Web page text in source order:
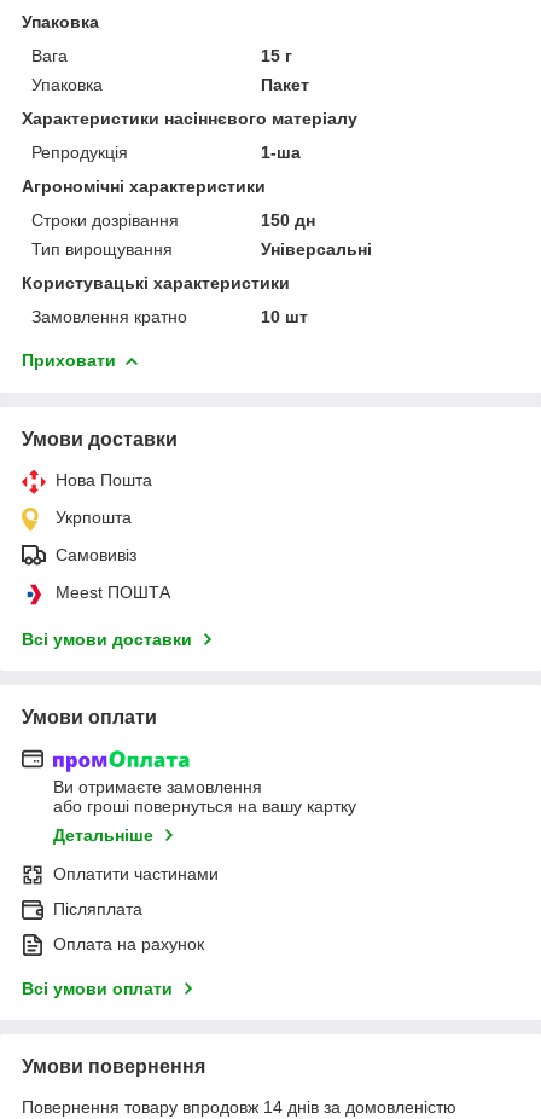
Упаковка
Вага
15 г
Упаковка
Пакет
Характеристики насіннєвого матеріалу
Репродукція
1-ша
Агрономічні характеристики
Строки дозрівання
150 дн
Тип вирощування
Універсальні
Користувацькі характеристики
Замовлення кратно
10 шт
Приховати
Умови доставки
Нова Пошта
Укрпошта
Самовивіз
Meest ПОШТА
Всі умови доставки
Умови оплати
Ви отримаєте замовлення
або гроші повернуться на вашу картку
Детальніше
Оплатити частинами
Післяплата
Оплата на рахунок
Всі умови оплати
Умови повернення
Повернення товару впродовж 14 днів за домовленістю